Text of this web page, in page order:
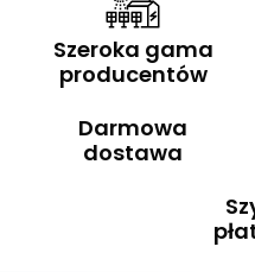
Szeroka gama
producentów
Darmowa
dostawa